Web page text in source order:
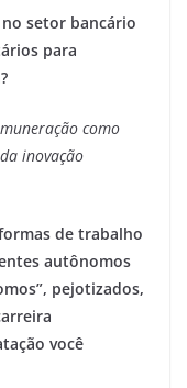
setor bancário
para
como
inovação
de trabalho
autônomos
pejotizados,
você